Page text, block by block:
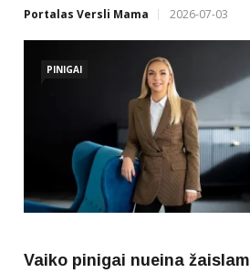
Portalas Versli Mama 2026-07-03
PINIGAI
Vaiko pinigai nueina